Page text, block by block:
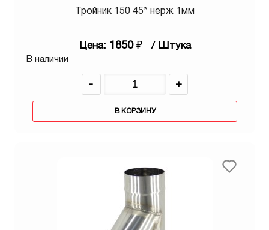
Тройник 150 45* нерж 1мм
Цена: 1850 ₽ / Штука
В наличии
- +
В КОРЗИНУ